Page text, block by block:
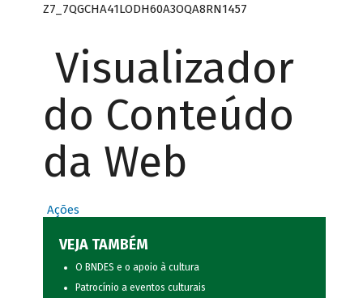
Z7_7QGCHA41LODH60A3OQA8RN1457
Visualizador
do Conteúdo
da Web
Ações
VEJA TAMBÉM
O BNDES e o apoio à cultura
Patrocínio a eventos culturais